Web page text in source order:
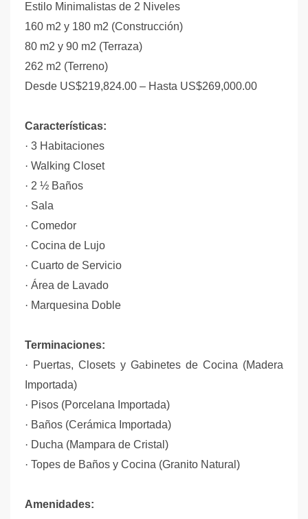
Estilo Minimalistas de 2 Niveles
160 m2 y 180 m2 (Construcción)
80 m2 y 90 m2 (Terraza)
262 m2 (Terreno)
Desde US$219,824.00 – Hasta US$269,000.00
Características:
· 3 Habitaciones
· Walking Closet
· 2 ½ Baños
· Sala
· Comedor
· Cocina de Lujo
· Cuarto de Servicio
· Área de Lavado
· Marquesina Doble
Terminaciones:
· Puertas, Closets y Gabinetes de Cocina (Madera
Importada)
· Pisos (Porcelana Importada)
· Baños (Cerámica Importada)
· Ducha (Mampara de Cristal)
· Topes de Baños y Cocina (Granito Natural)
Amenidades: